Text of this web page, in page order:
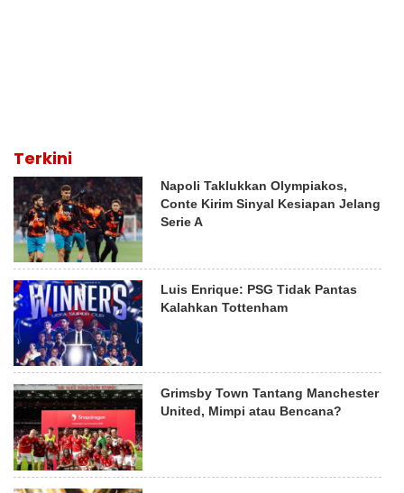
Terkini
Napoli Taklukkan Olympiakos,
Conte Kirim Sinyal Kesiapan Jelang
Serie A
Luis Enrique: PSG Tidak Pantas
Kalahkan Tottenham
Grimsby Town Tantang Manchester
United, Mimpi atau Bencana?